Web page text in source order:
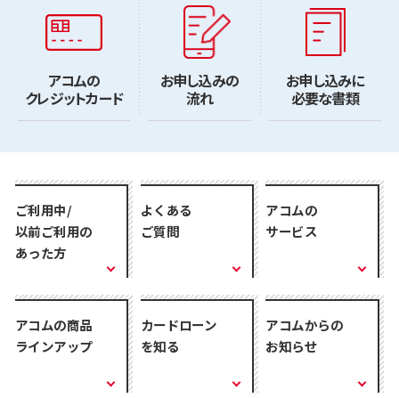
アコムの
クレジットカード
お申し込みの
流れ
お申し込みに
必要な書類
ご利用中/
以前ご利用の
あった方
よくある
ご質問
アコムの
サービス
アコムの商品
ラインアップ
カードローン
を知る
アコムからの
お知らせ